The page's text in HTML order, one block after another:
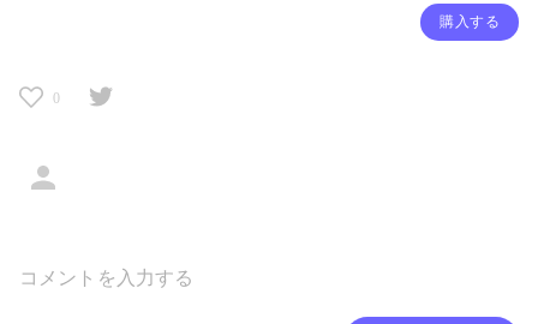
購入する
0